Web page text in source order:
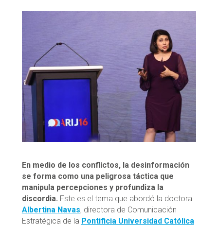
En medio de los conflictos, la desinformación
se forma como una peligrosa táctica que
manipula percepciones y profundiza la
discordia. Este es el tema que abordó la doctora
Albertina Navas, directora de Comunicación
Estratégica de la Pontificia Universidad Católica